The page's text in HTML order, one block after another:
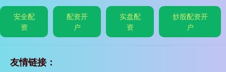
安全配
资
配资开
户
实盘配
资
炒股配资开
户
友情链接：